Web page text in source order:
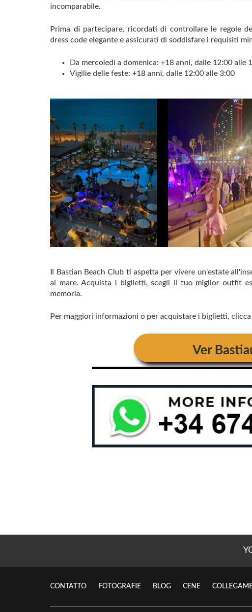
incomparabile.
Prima di partecipare, ricordati di controllare le regole
dress code elegante e assicurati di soddisfare i requisiti
Da mercoledì a domenica: +18 anni, dalle 12:00 alle
Vigilie delle feste: +18 anni, dalle 12:00 alle 3:00
Il Bastian Beach Club ti aspetta per vivere un'estate
al mare. Acquista i biglietti, scegli il tuo miglior outfit
memoria.
Per maggiori informazioni o per acquistare i biglietti,
Ver
CONTATTO FOTOGRAFIE BLOG CENE